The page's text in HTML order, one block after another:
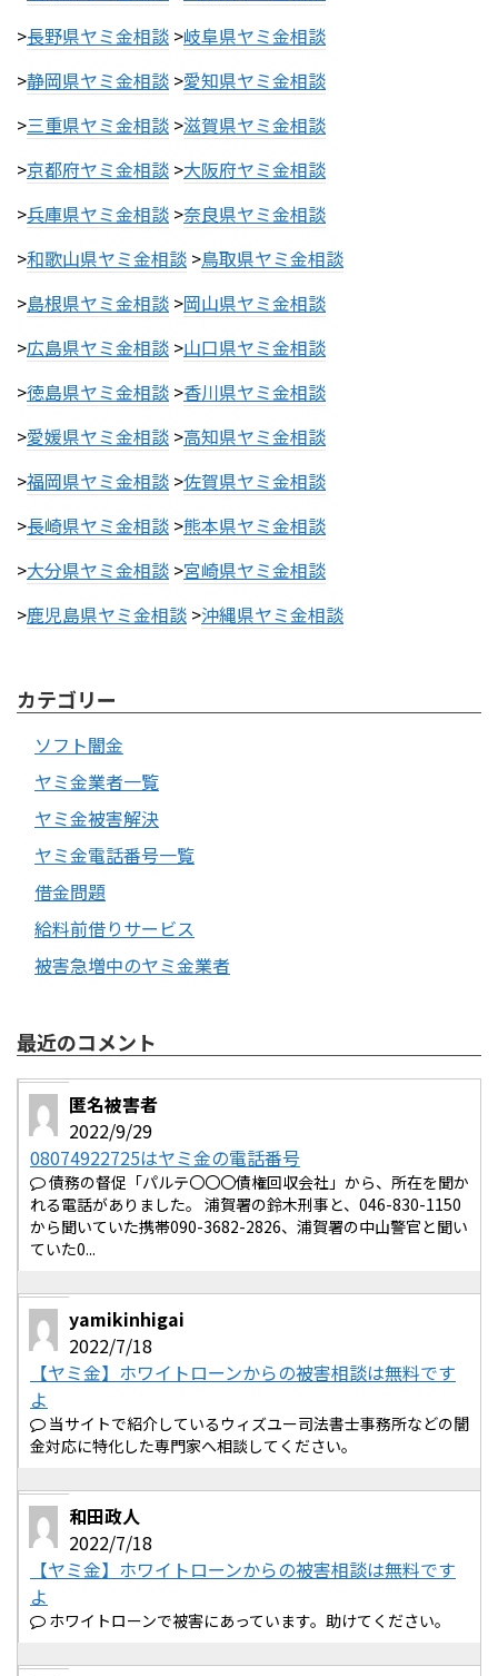
>長野県ヤミ金相談 >岐阜県ヤミ金相談
>静岡県ヤミ金相談 >愛知県ヤミ金相談
>三重県ヤミ金相談 >滋賀県ヤミ金相談
>京都府ヤミ金相談 >大阪府ヤミ金相談
>兵庫県ヤミ金相談 >奈良県ヤミ金相談
>和歌山県ヤミ金相談 >鳥取県ヤミ金相談
>島根県ヤミ金相談 >岡山県ヤミ金相談
>広島県ヤミ金相談 >山口県ヤミ金相談
>徳島県ヤミ金相談 >香川県ヤミ金相談
>愛媛県ヤミ金相談 >高知県ヤミ金相談
>福岡県ヤミ金相談 >佐賀県ヤミ金相談
>長崎県ヤミ金相談 >熊本県ヤミ金相談
>大分県ヤミ金相談 >宮崎県ヤミ金相談
>鹿児島県ヤミ金相談 >沖縄県ヤミ金相談
カテゴリー
ソフト闇金
ヤミ金業者一覧
ヤミ金被害解決
ヤミ金電話番号一覧
借金問題
給料前借りサービス
被害急増中のヤミ金業者
最近のコメント
匿名被害者
2022/9/29
08074922725はヤミ金の電話番号
債務の督促「パルテ〇〇〇債権回収会社」から、所在を聞か
れる電話がありました。 浦賀署の鈴木刑事と、046-830-1150
から聞いていた携帯090-3682-2826、浦賀署の中山警官と聞い
ていた0...
yamikinhigai
2022/7/18
【ヤミ金】ホワイトローンからの被害相談は無料です
よ
当サイトで紹介しているウィズユー司法書士事務所などの闇
金対応に特化した専門家へ相談してください。
和田政人
2022/7/18
【ヤミ金】ホワイトローンからの被害相談は無料です
よ
ホワイトローンで被害にあっています。助けてください。